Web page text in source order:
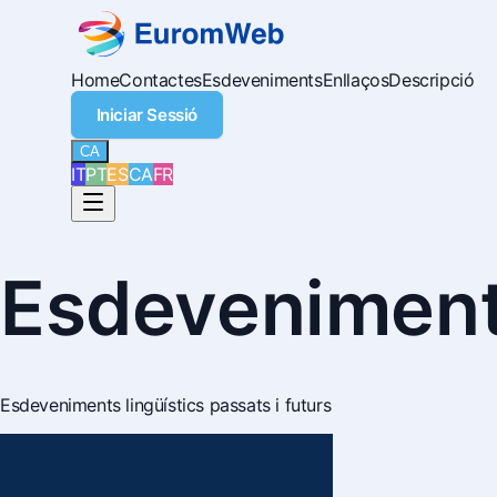
HomeContactesEsdevenimentsEnllaçosDescripció
Iniciar Sessió
CA
ITPTESCAFR
Esdeveniments lingüístics passats i futurs